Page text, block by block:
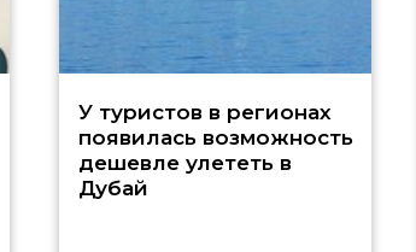
У туристов в регионах
появилась возможность
дешевле улететь в
Дубай